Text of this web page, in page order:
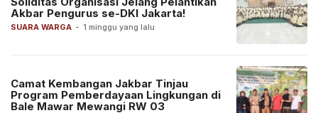
SUARA WARGA - 1 minggu yang lalu
Akbar Pengurus se-DKI Jakarta!
Camat Kembangan Jakbar Tinjau
Program Pemberdayaan Lingkungan di
Bale Mawar Mewangi RW 03